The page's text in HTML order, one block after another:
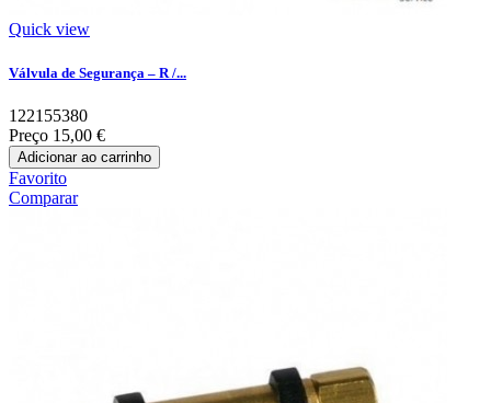
Quick view
Válvula de Segurança – R /...
122155380
Preço 15,00 €
Adicionar ao carrinho
Favorito
Comparar